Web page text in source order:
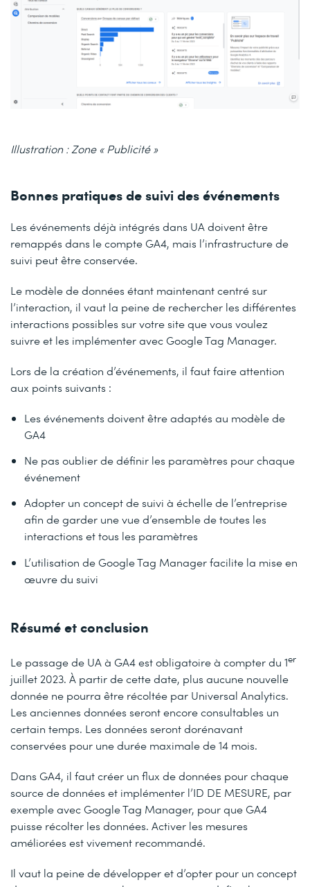
Illustration : Zone « Publicité »
Bonnes pratiques de suivi des événements
Les événements déjà intégrés dans UA doivent être
remappés dans le compte GA4, mais l’infrastructure de
suivi peut être conservée.
Le modèle de données étant maintenant centré sur
l’interaction, il vaut la peine de rechercher les différentes
interactions possibles sur votre site que vous voulez
suivre et les implémenter avec Google Tag Manager.
Lors de la création d’événements, il faut faire attention
aux points suivants :
Les événements doivent être adaptés au modèle de
GA4
Ne pas oublier de définir les paramètres pour chaque
événement
Adopter un concept de suivi à échelle de l’entreprise
afin de garder une vue d’ensemble de toutes les
interactions et tous les paramètres
L’utilisation de Google Tag Manager facilite la mise en
œuvre du suivi
Résumé et conclusion
Le passage de UA à GA4 est obligatoire à compter du 1er
juillet 2023. À partir de cette date, plus aucune nouvelle
donnée ne pourra être récoltée par Universal Analytics.
Les anciennes données seront encore consultables un
certain temps. Les données seront dorénavant
conservées pour une durée maximale de 14 mois.
Dans GA4, il faut créer un flux de données pour chaque
source de données et implémenter l’ID DE MESURE, par
exemple avec Google Tag Manager, pour que GA4
puisse récolter les données. Activer les mesures
améliorées est vivement recommandé.
Il vaut la peine de développer et d’opter pour un concept